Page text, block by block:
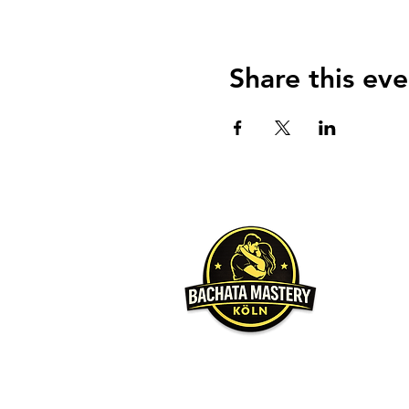
Share this